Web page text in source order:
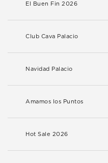
El Buen Fin 2026
Club Cava Palacio
Navidad Palacio
Amamos los Puntos
Hot Sale 2026